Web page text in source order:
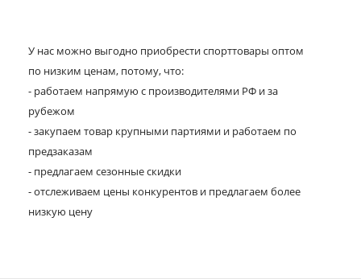
У нас можно выгодно приобрести спорттовары оптом
по низким ценам, потому, что:
- работаем напрямую с производителями РФ и за
рубежом
- закупаем товар крупными партиями и работаем по
предзаказам
- предлагаем сезонные скидки
- отслеживаем цены конкурентов и предлагаем более
низкую цену